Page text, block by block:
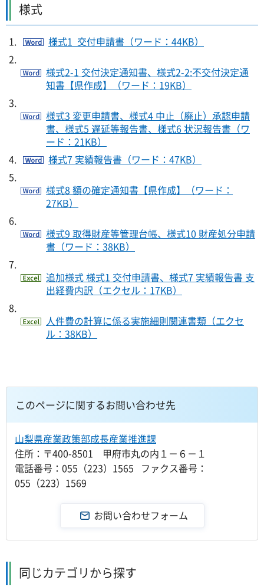
様式
様式1 交付申請書（ワード：44KB）
様式2-1 交付決定通知書、様式2-2:不交付決定通
知書【県作成】（ワード：19KB）
様式3 変更申請書、様式4 中止（廃止）承認申請
書、様式5 遅延等報告書、様式6 状況報告書（ワ
ード：21KB）
様式7 実績報告書（ワード：47KB）
様式8 額の確定通知書【県作成】（ワード：
27KB）
様式9 取得財産等管理台帳、様式10 財産処分申請
書（ワード：38KB）
追加様式 様式1 交付申請書、様式7 実績報告書 支
出経費内訳（エクセル：17KB）
人件費の計算に係る実施細則関連書類（エクセ
ル：38KB）
このページに関するお問い合わせ先
山梨県産業政策部成長産業推進課
住所：〒400-8501 甲府市丸の内１－６－１
電話番号：055（223）1565 ファクス番号：
055（223）1569
同じカテゴリから探す